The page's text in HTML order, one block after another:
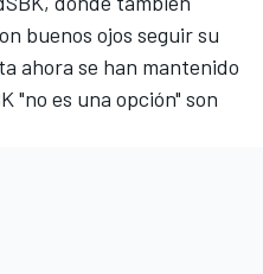
buenos ojos seguir su
ahora se han mantenido
"no es una opción" son